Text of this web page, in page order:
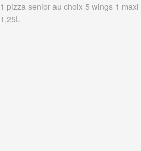
1 pizza senior au choix 5 wings 1
1,25L